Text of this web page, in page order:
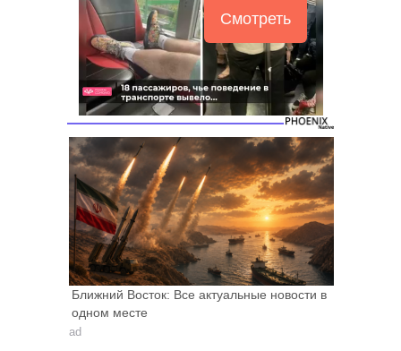
Смотреть
Следующее видео Отмена
Ближний Восток: Все актуальные новости в
одном месте
ad